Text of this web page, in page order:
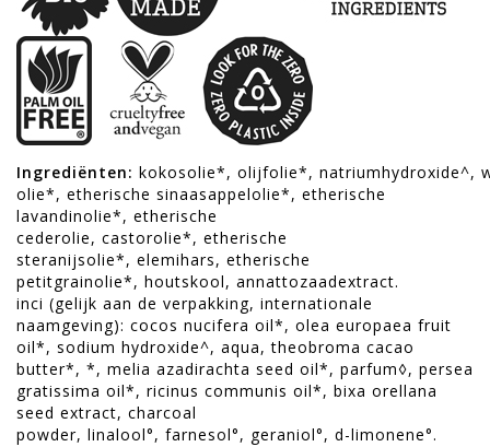
Ingrediënten: kokosolie*, olijfolie*, natriumhydroxide^,
olie*, etherische sinaasappelolie*, etherische
lavandinolie*, etherische
cederolie, castorolie*, etherische
steranijsolie*, elemihars, etherische
petitgrainolie*, houtskool, annattozaadextract.
inci (gelijk aan de verpakking, internationale
naamgeving): cocos nucifera oil*, olea europaea fruit
oil*, sodium hydroxide^, aqua,theobroma cacao
butter*, *, melia azadirachta seed oil*, parfum◊, persea
gratissima oil*, ricinus communis oil*, bixa orellana
seed extract, charcoal
powder, linalool°, farnesol°, geraniol°, d-limonene°.